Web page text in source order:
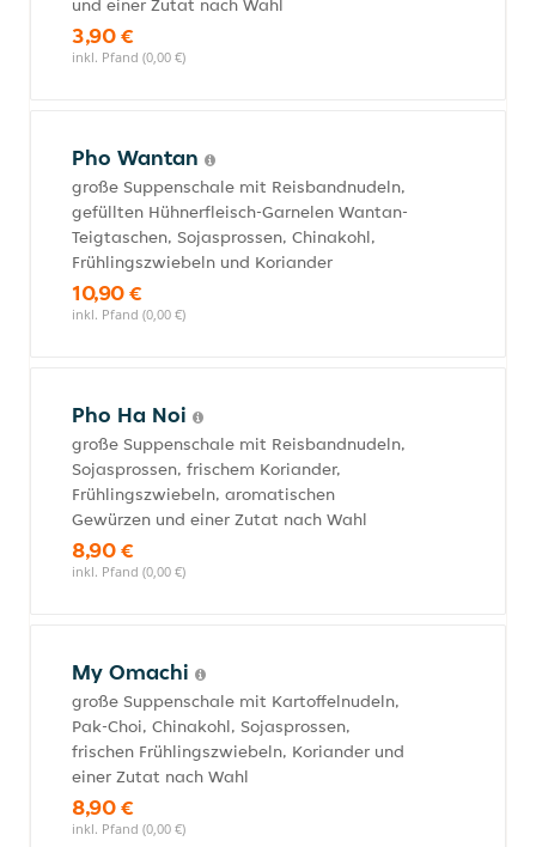
und einer Zutat nach Wahl
3,90 €
inkl. Pfand (0,00 €)
Pho Wantan
große Suppenschale mit Reisbandnudeln,
gefüllten Hühnerfleisch-Garnelen Wantan-
Teigtaschen, Sojasprossen, Chinakohl,
Frühlingszwiebeln und Koriander
10,90 €
inkl. Pfand (0,00 €)
Pho Ha Noi
große Suppenschale mit Reisbandnudeln,
Sojasprossen, frischem Koriander,
Frühlingszwiebeln, aromatischen
Gewürzen und einer Zutat nach Wahl
8,90 €
inkl. Pfand (0,00 €)
My Omachi
große Suppenschale mit Kartoffelnudeln,
Pak-Choi, Chinakohl, Sojasprossen,
frischen Frühlingszwiebeln, Koriander und
einer Zutat nach Wahl
8,90 €
inkl. Pfand (0,00 €)